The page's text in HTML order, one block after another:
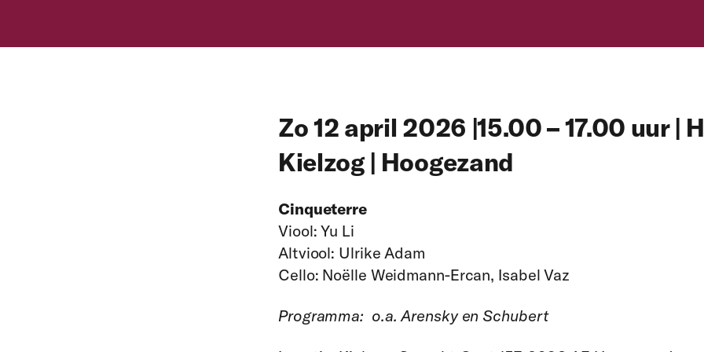
Zo 12 april 2026 |15.00 – 17.00 uur |
Kielzog | Hoogezand
Cinqueterre
Viool:Yu Li
Altviool: Ulrike Adam
Cello: Noëlle Weidmann-Ercan, Isabel Vaz
Programma: o.a. Arensky en Schubert